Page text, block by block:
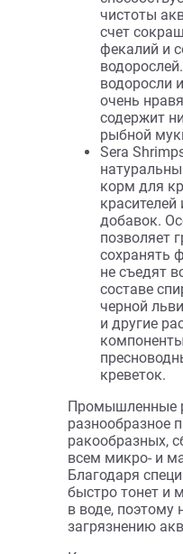
богатый
для
яркого
JBL
корма
чистоты
счет
фекалий
очень
содержит
рыбной
Sera
корм для
не
составе